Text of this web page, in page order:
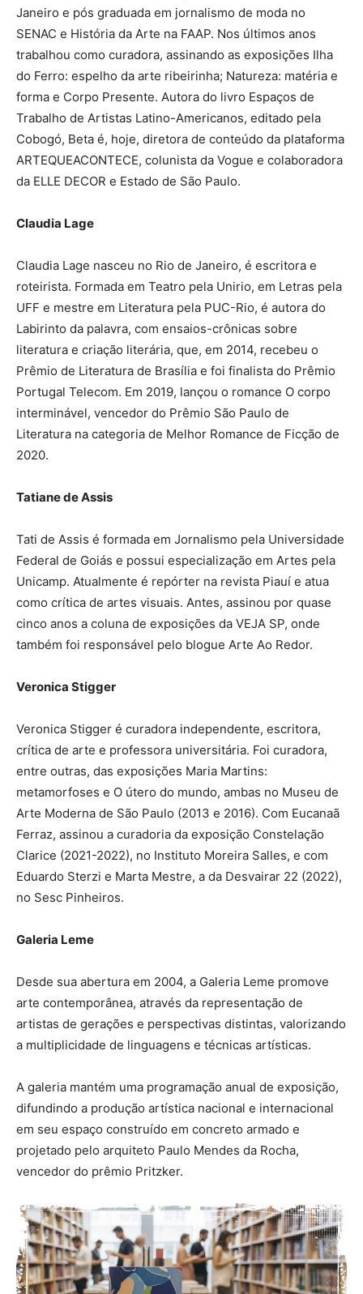
Janeiro e pós graduada em jornalismo de moda no
SENAC e História da Arte na FAAP. Nos últimos anos
trabalhou como curadora, assinando as exposições Ilha
do Ferro: espelho da arte ribeirinha; Natureza: matéria e
forma e Corpo Presente. Autora do livro Espaços de
Trabalho de Artistas Latino-Americanos, editado pela
Cobogó, Beta é, hoje, diretora de conteúdo da plataforma
ARTEQUEACONTECE, colunista da Vogue e colaboradora
da ELLE DECOR e Estado de São Paulo.
​​Claudia Lage
Claudia Lage nasceu no Rio de Janeiro, é escritora e
roteirista. Formada em Teatro pela Unirio, em Letras pela
UFF e mestre em Literatura pela PUC-Rio, é autora do
Labirinto da palavra, com ensaios-crônicas sobre
literatura e criação literária, que, em 2014, recebeu o
Prêmio de Literatura de Brasília e foi finalista do Prêmio
Portugal Telecom. Em 2019, lançou o romance O corpo
interminável, vencedor do Prêmio São Paulo de
Literatura na categoria de Melhor Romance de Ficção de
2020.
Tatiane de Assis
Tati de Assis é formada em Jornalismo pela Universidade
Federal de Goiás e possui especialização em Artes pela
Unicamp. Atualmente é repórter na revista Piauí e atua
como crítica de artes visuais. Antes, assinou por quase
cinco anos a coluna de exposições da VEJA SP, onde
também foi responsável pelo blogue Arte Ao Redor.
Veronica Stigger
Veronica Stigger é curadora independente, escritora,
crítica de arte e professora universitária. Foi curadora,
entre outras, das exposições Maria Martins:
metamorfoses e O útero do mundo, ambas no Museu de
Arte Moderna de São Paulo (2013 e 2016). Com Eucanaã
Ferraz, assinou a curadoria da exposição Constelação
Clarice (2021-2022), no Instituto Moreira Salles, e com
Eduardo Sterzi e Marta Mestre, a da Desvairar 22 (2022),
no Sesc Pinheiros.
Galeria Leme
Desde sua abertura em 2004, a Galeria Leme promove
arte contemporânea, através da representação de
artistas de gerações e perspectivas distintas, valorizando
a multiplicidade de linguagens e técnicas artísticas.
A galeria mantém uma programação anual de exposição,
difundindo a produção artística nacional e internacional
em seu espaço construído em concreto armado e
projetado pelo arquiteto Paulo Mendes da Rocha,
vencedor do prêmio Pritzker.